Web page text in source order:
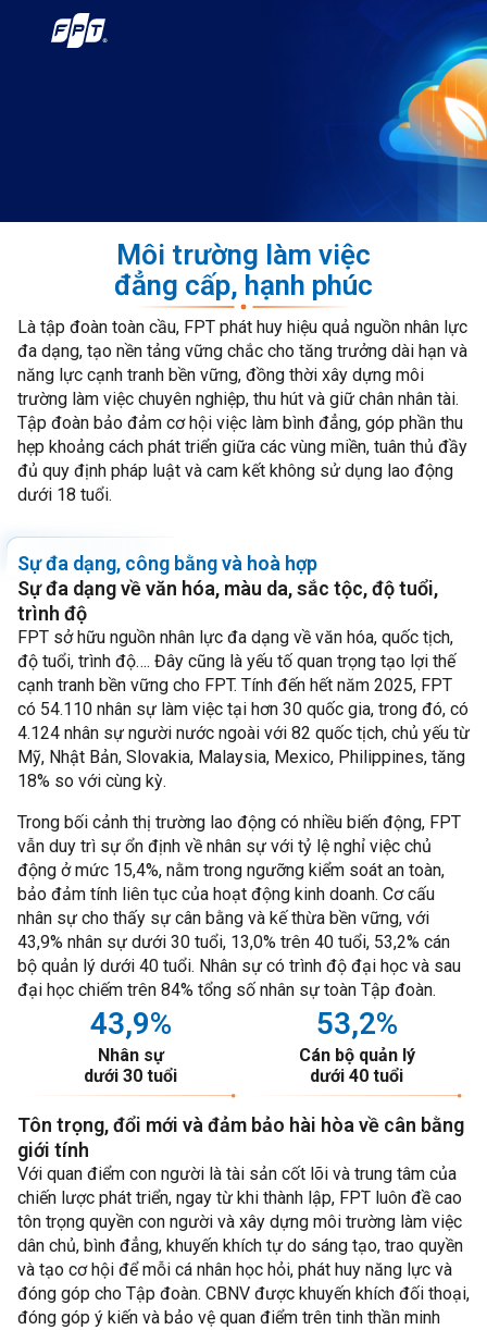
Môi trường làm việc
đẳng cấp, hạnh phúc
Là tập đoàn toàn cầu, FPT phát huy hiệu quả nguồn nhân lực
đa dạng, tạo nền tảng vững chắc cho tăng trưởng dài hạn và
năng lực cạnh tranh bền vững, đồng thời xây dựng môi
trường làm việc chuyên nghiệp, thu hút và giữ chân nhân tài.
Tập đoàn bảo đảm cơ hội việc làm bình đẳng, góp phần thu
hẹp khoảng cách phát triển giữa các vùng miền, tuân thủ đầy
đủ quy định pháp luật và cam kết không sử dụng lao động
dưới 18 tuổi.
Sự đa dạng, công bằng và hoà hợp
Sự đa dạng về văn hóa, màu da, sắc tộc, độ tuổi,
trình độ
FPT sở hữu nguồn nhân lực đa dạng về văn hóa, quốc tịch,
độ tuổi, trình độ…. Đây cũng là yếu tố quan trọng tạo lợi thế
cạnh tranh bền vững cho FPT. Tính đến hết năm 2025, FPT
có 54.110 nhân sự làm việc tại hơn 30 quốc gia, trong đó, có
4.124 nhân sự người nước ngoài với 82 quốc tịch, chủ yếu từ
Mỹ, Nhật Bản, Slovakia, Malaysia, Mexico, Philippines, tăng
18% so với cùng kỳ.
Trong bối cảnh thị trường lao động có nhiều biến động, FPT
vẫn duy trì sự ổn định về nhân sự với tỷ lệ nghỉ việc chủ
động ở mức 15,4%, nằm trong ngưỡng kiểm soát an toàn,
bảo đảm tính liên tục của hoạt động kinh doanh. Cơ cấu
nhân sự cho thấy sự cân bằng và kế thừa bền vững, với
43,9% nhân sự dưới 30 tuổi, 13,0% trên 40 tuổi, 53,2% cán
bộ quản lý dưới 40 tuổi. Nhân sự có trình độ đại học và sau
đại học chiếm trên 84% tổng số nhân sự toàn Tập đoàn.
Nhân sự
dưới 30 tuổi
43,9%
Cán bộ quản lý
dưới 40 tuổi
53,2%
Tôn trọng, đổi mới và đảm bảo hài hòa về cân bằng
giới tính
Với quan điểm con người là tài sản cốt lõi và trung tâm của
chiến lược phát triển, ngay từ khi thành lập, FPT luôn đề cao
tôn trọng quyền con người và xây dựng môi trường làm việc
dân chủ, bình đẳng, khuyến khích tự do sáng tạo, trao quyền
và tạo cơ hội để mỗi cá nhân học hỏi, phát huy năng lực và
đóng góp cho Tập đoàn. CBNV được khuyến khích đối thoại,
đóng góp ý kiến và bảo vệ quan điểm trên tinh thần minh